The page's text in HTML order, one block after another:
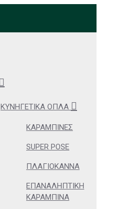
ΚΥΝΗΓΕΤΙΚΆ ΌΠΛΑ
ΚΑΡΑΜΠΊΝΕΣ
SUPER POSE
ΠΛΑΓΙΌΚΑΝΝΑ
ΕΠΑΝΑΛΗΠΤΙΚΉ
ΚΑΡΑΜΠΊΝΑ